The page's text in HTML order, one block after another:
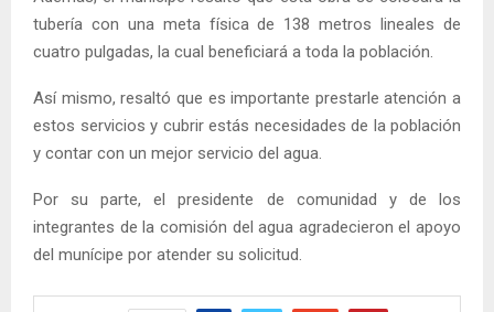
tubería con una meta física de 138 metros lineales de
cuatro pulgadas, la cual beneficiará a toda la población.
Así mismo, resaltó que es importante prestarle atención a
estos servicios y cubrir estás necesidades de la población
y contar con un mejor servicio del agua.
Por su parte, el presidente de comunidad y de los
integrantes de la comisión del agua agradecieron el apoyo
del munícipe por atender su solicitud.